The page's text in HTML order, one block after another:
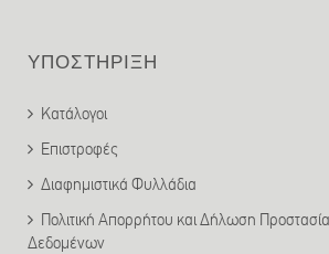
ΥΠΟΣΤΗΡΙΞΗ
Κατάλογοι
Επιστροφές
Διαφημιστικά Φυλλάδια
Πολιτική Απορρήτου και Δήλωση
Δεδομένων